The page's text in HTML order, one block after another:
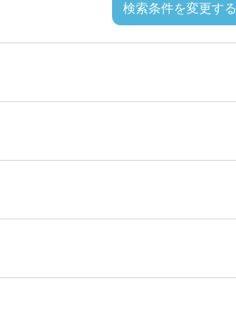
検索条件を変更する